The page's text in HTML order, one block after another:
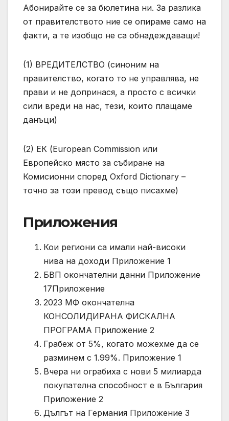
Абонирайте се за бюлетина ни. За разлика
от правителството ние се опираме само на
факти, а те изобщо не са обнадеждаващи!
(1) ВРЕДИТЕЛСТВО (синоним на
правителство, когато то не управлява, не
прави и не допринася, а просто с всички
сили вреди на нас, тези, които плащаме
данъци)
(2) ЕК (European Commission или
Европейско място за събиране на
Комисионни според Oxford Dictionary –
точно за този превод също писахме)
Приложения
Кои региони са имали най-високи
нива на доходи Приложение 1
БВП окончателни данни Приложение
17Приложение
2023 МФ окончателна
КОНСОЛИДИРАНА ФИСКАЛНА
ПРОГРАМА Приложение 2
Грабеж от 5%, когато можехме да се
разминем с 1.99%. Приложение 1
Вчера ни ограбиха с нови 5 милиарда
покупателна способност е в България
Приложение 2
Дългът на Германия Приложение 3